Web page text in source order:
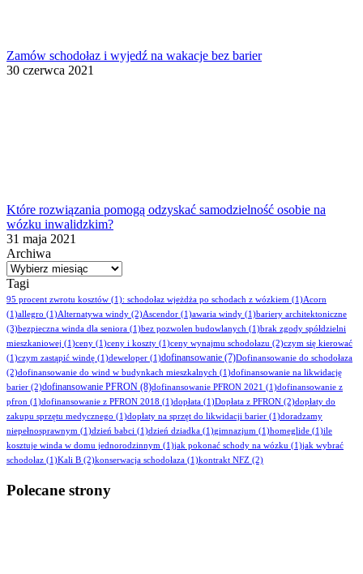
Zamów schodołaz i wyjedź na wakacje bez barier
30 czerwca 2021
Które rozwiązania pomogą odzyskać samodzielność osobie na
wózku inwalidzkim?
31 maja 2021
Archiwa
Archiwa
Tagi
95 procent zwrotu kosztów (1): schodołaz wjeżdża po schodach z wózkiem (1)Acorn
(1)allegro (1)Alternatywa windy (2)Ascendor (1)awaria windy (1)bariery architektoniczne
(3)bezpieczna winda dla seniora (1)bez pozwolen budowlanych (1)brak zgody spółdzielni
mieszkaniowej (1)ceny (1)ceny i koszty (1)ceny wynajmu schodołazu (2)czym się kierować
(1)czym zastąpić windę (1)deweloper (1)dofinansowanie (7)Dofinansowanie do schodołaza
(2)dofinansowanie do wind w budynkach mieszkalnych (1)dofinansowanie na likwidację
barier (2)dofinansowanie PFRON (8)dofinansowanie PFRON 2021 (1)dofinansowanie z
pfron (1)dofinansowanie z PFRON 2018 (1)dopłata (1)Dopłata z PFRON (2)dopłaty do
zakupu sprzętu medycznego (1)dopłaty na sprzęt do likwidacji barier (1)doradzamy
niepełnosprawnym (1)dzień babci (1)dzień dziadka (1)gimnazjum (1)homeglide (1)ile
kosztuje winda w domu jednorodzinnym (1)jak pokonać schody na wózku (1)jak wybrać
schodołaz (1)Kali B (2)konserwacja schodołaza (1)kontrakt NFZ (2)
Polecane strony